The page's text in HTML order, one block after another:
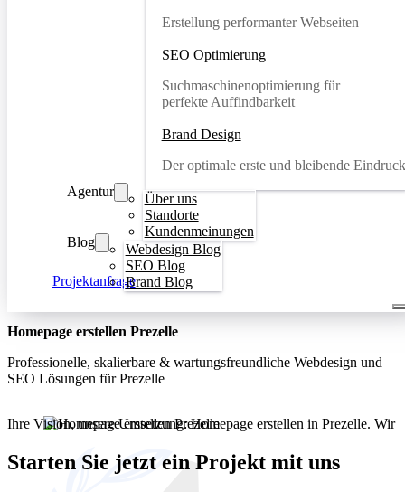
Erstellung performanter Webseiten
SEO Optimierung
Suchmaschinenoptimierung für
perfekte Auffindbarkeit
Brand Design
Der optimale erste und bleibende Eindruck
Agentur
Über uns
Standorte
Kundenmeinungen
Blog
Webdesign Blog
SEO Blog
Brand Blog
Projektanfrage
Homepage erstellen Prezelle
Professionelle, skalierbare & wartungsfreundliche Webdesign und
SEO Lösungen für Prezelle
Ihre Vision, unsere Umsetzung: Homepage erstellen in Prezelle. Wir
lokal und digital sichtbar machen.
Starten Sie jetzt ein Projekt mit uns